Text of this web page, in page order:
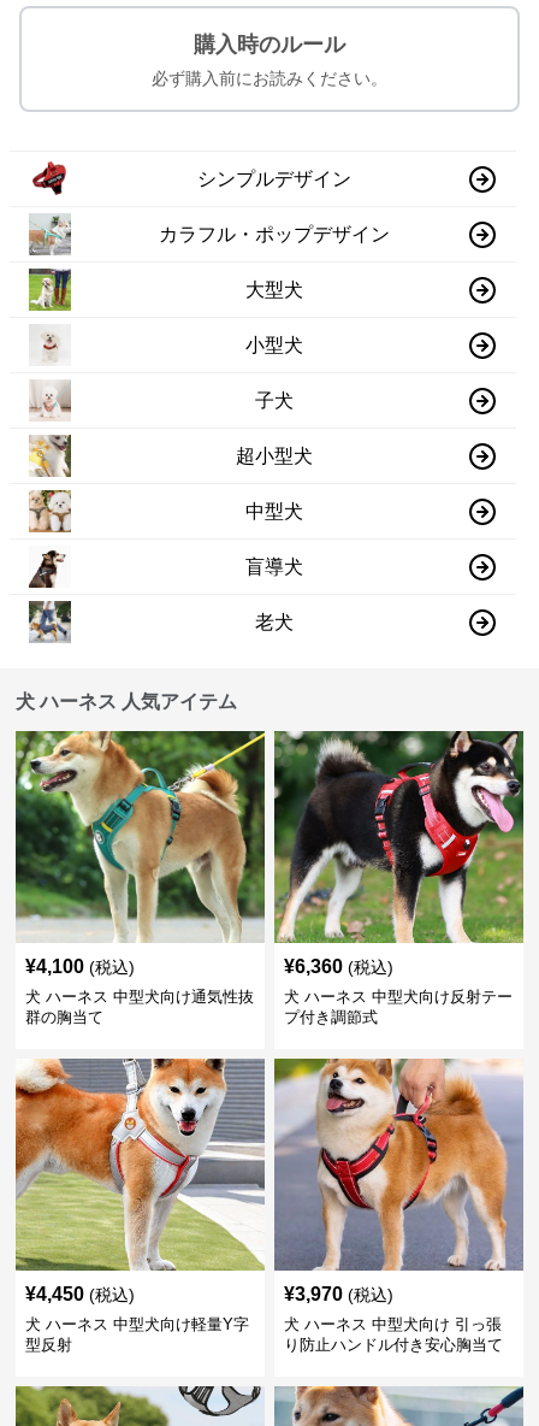
購入時のルール
必ず購入前にお読みください。
シンプルデザイン
カラフル・ポップデザイン
大型犬
小型犬
子犬
超小型犬
中型犬
盲導犬
老犬
犬 ハーネス 人気アイテム
¥4,100 (税込)
犬 ハーネス 中型犬向け通気性抜
群の胸当て
¥6,360 (税込)
犬 ハーネス 中型犬向け反射テー
プ付き調節式
¥4,450 (税込)
犬 ハーネス 中型犬向け軽量Y字
型反射
¥3,970 (税込)
犬 ハーネス 中型犬向け 引っ張
り防止ハンドル付き安心胸当て